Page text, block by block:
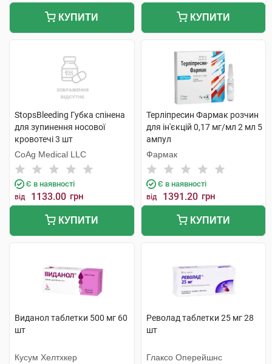
КУПИТИ КУПИТИ
StopsBleeding Губка спінена
для зупинення носової
кровотечі 3 шт
CoAg Medical LLC
Є в наявності
від 1133.00 грн
КУПИТИ
Терліпресин Фармак розчин
для ін'єкцій 0,17 мг/мл 2 мл 5
ампул
Фармак
Є в наявності
від 1391.20 грн
КУПИТИ
Виданол таблетки 500 мг 60
шт
Кусум Хелтхкер
Револад таблетки 25 мг 28
шт
Глаксо Оперейшнс